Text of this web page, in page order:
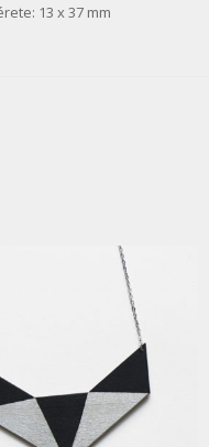
13 x 37 mm